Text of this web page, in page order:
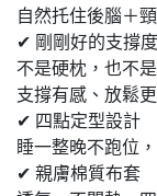
自然托住後腦＋
✔ 剛剛好的支撐度
不是硬枕，也不
支撐有感、放鬆
✔ 四點定型設計
睡一整晚不跑位
✔ 親膚棉質布套